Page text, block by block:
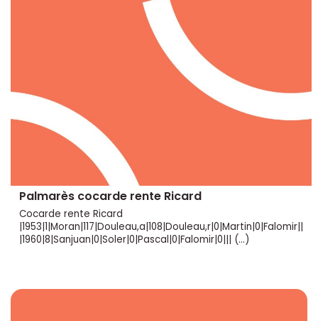
Palmarès cocarde rente Ricard
Cocarde rente Ricard
|1953|1|Moran|117|Douleau,a|108|Douleau,r|0|Martin|0|Falomir||
|1960|8|Sanjuan|0|Soler|0|Pascal|0|Falomir|0||| (…)